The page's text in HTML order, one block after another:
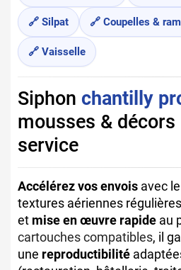
🔗 Silpat 🔗 Coupelles &
🔗 Vaisselle
Siphon chantilly
mousses &
service
Accélérez vos envois avec le
textures aériennes
et mise en œuvre rapide au
cartouches compatibles, il
une reproductibilité